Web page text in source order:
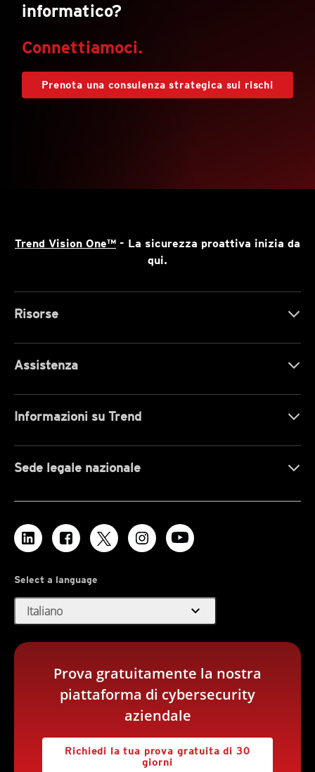
informatico?
Connettiamoci.
Prenota una consulenza strategica sui rischi
Trend Vision One™ - La sicurezza proattiva inizia da
qui.
Risorse
Assistenza
Informazioni su Trend
Sede legale nazionale
Select a language
Italiano expand_more
Prova gratuitamente la nostra
piattaforma di cybersecurity
aziendale
Richiedi la tua prova gratuita di 30
giorni